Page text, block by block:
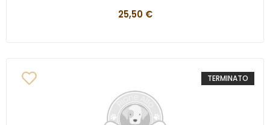
25,50 €
TERMINATO